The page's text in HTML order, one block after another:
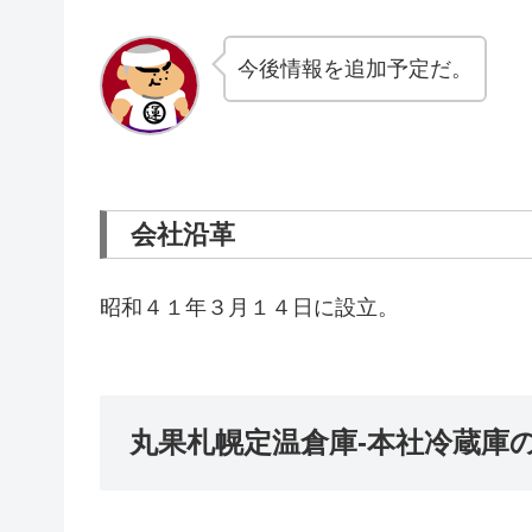
今後情報を追加予定だ。
会社沿革
昭和４１年３月１４日に設立。
丸果札幌定温倉庫-本社冷蔵庫